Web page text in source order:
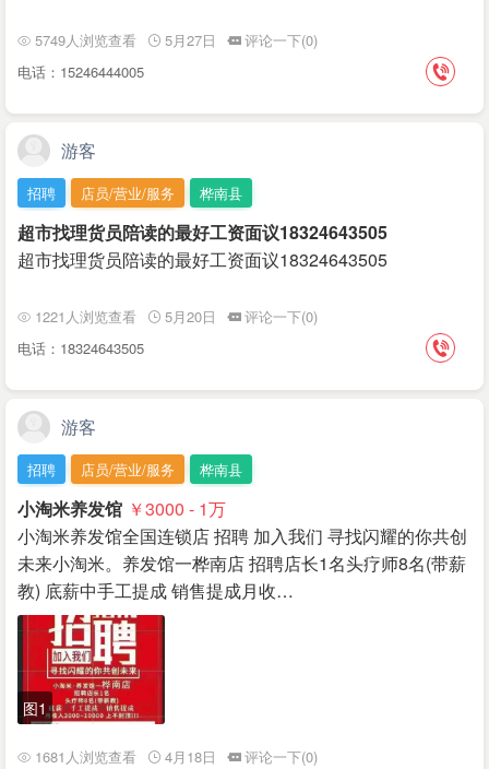
5749人浏览查看 5月27日
评论一下(0)
电话：15246444005
游客
招聘 店员/营业/服务 桦南县
超市找理货员陪读的最好工资面议18324643505
超市找理货员陪读的最好工资面议18324643505
1221人浏览查看 5月20日
评论一下(0)
电话：18324643505
游客
招聘 店员/营业/服务 桦南县
小淘米养发馆 ￥3000 - 1万
小淘米养发馆全国连锁店 招聘 加入我们 寻找闪耀的你共创
未来小淘米。养发馆一桦南店 招聘店长1名头疗师8名(带薪
教) 底薪中手工提成 销售提成月收…
图1
1681人浏览查看 4月18日 评论一下(0)